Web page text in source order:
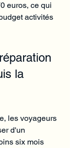
euros, ce qui
activités
la
les voyageurs
d'un
six mois